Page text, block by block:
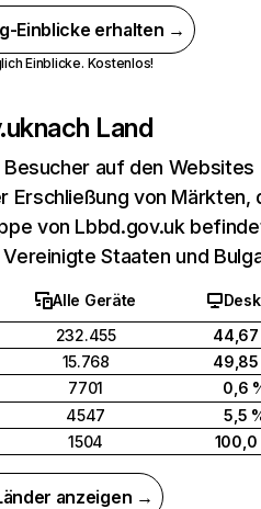
Einblicke erhalten →
Einblicke. Kostenlos!
nach Land
auf den Websites
von Märkten,
von Lbbd.gov.uk
Staaten und
Alle Geräte
232.455
44,67
15.768
49,85
7701
0,6
4547
5,5
1504 100,0
anzeigen →